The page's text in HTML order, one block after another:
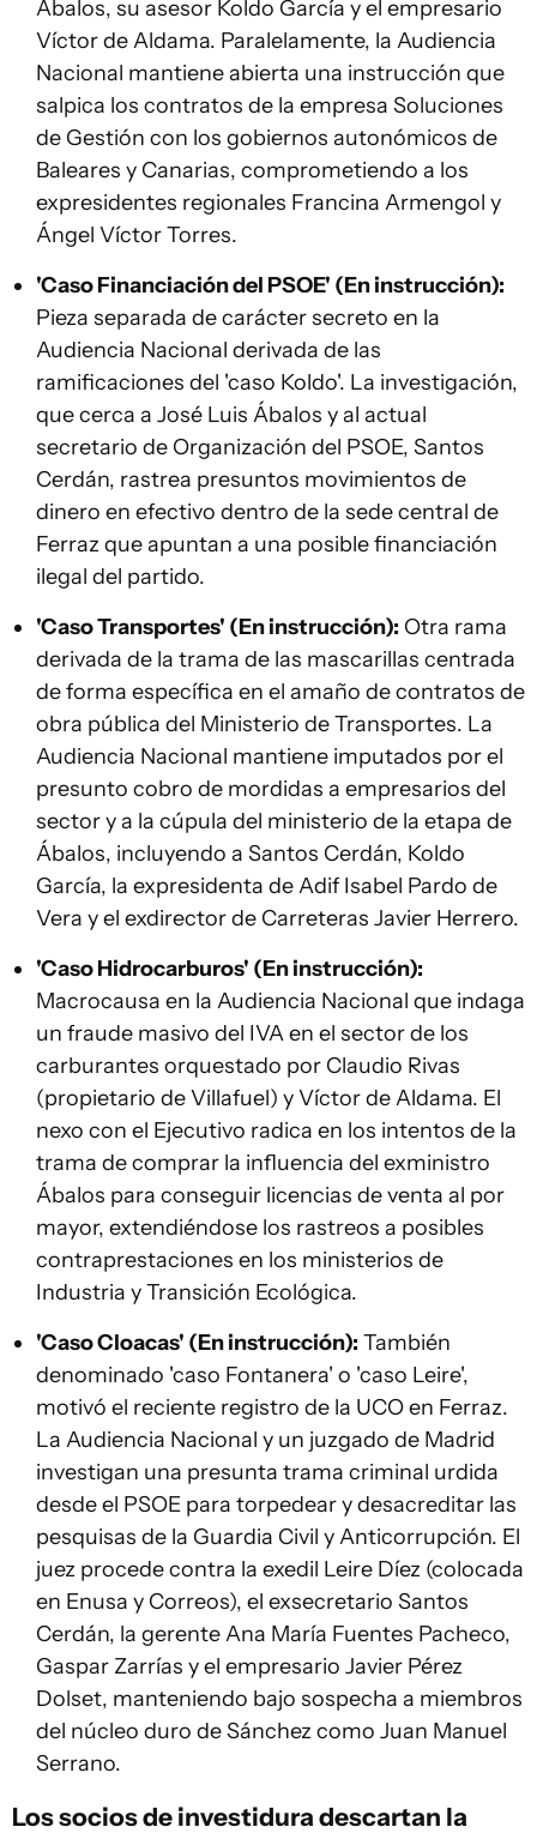
Ábalos, su asesor Koldo García y el empresario
Víctor de Aldama. Paralelamente, la Audiencia
Nacional mantiene abierta una instrucción que
salpica los contratos de la empresa Soluciones
de Gestión con los gobiernos autonómicos de
Baleares y Canarias, comprometiendo a los
expresidentes regionales Francina Armengol y
Ángel Víctor Torres.
'Caso Financiación del PSOE' (En instrucción):
Pieza separada de carácter secreto en la
Audiencia Nacional derivada de las
ramificaciones del 'caso Koldo'. La investigación,
que cerca a José Luis Ábalos y al actual
secretario de Organización del PSOE, Santos
Cerdán, rastrea presuntos movimientos de
dinero en efectivo dentro de la sede central de
Ferraz que apuntan a una posible financiación
ilegal del partido.
'Caso Transportes' (En instrucción): Otra rama
derivada de la trama de las mascarillas centrada
de forma específica en el amaño de contratos de
obra pública del Ministerio de Transportes. La
Audiencia Nacional mantiene imputados por el
presunto cobro de mordidas a empresarios del
sector y a la cúpula del ministerio de la etapa de
Ábalos, incluyendo a Santos Cerdán, Koldo
García, la expresidenta de Adif Isabel Pardo de
Vera y el exdirector de Carreteras Javier Herrero.
'Caso Hidrocarburos' (En instrucción):
Macrocausa en la Audiencia Nacional que indaga
un fraude masivo del IVA en el sector de los
carburantes orquestado por Claudio Rivas
(propietario de Villafuel) y Víctor de Aldama. El
nexo con el Ejecutivo radica en los intentos de la
trama de comprar la influencia del exministro
Ábalos para conseguir licencias de venta al por
mayor, extendiéndose los rastreos a posibles
contraprestaciones en los ministerios de
Industria y Transición Ecológica.
'Caso Cloacas' (En instrucción): También
denominado 'caso Fontanera' o 'caso Leire',
motivó el reciente registro de la UCO en Ferraz.
La Audiencia Nacional y un juzgado de Madrid
investigan una presunta trama criminal urdida
desde el PSOE para torpedear y desacreditar las
pesquisas de la Guardia Civil y Anticorrupción. El
juez procede contra la exedil Leire Díez (colocada
en Enusa y Correos), el exsecretario Santos
Cerdán, la gerente Ana María Fuentes Pacheco,
Gaspar Zarrías y el empresario Javier Pérez
Dolset, manteniendo bajo sospecha a miembros
del núcleo duro de Sánchez como Juan Manuel
Serrano.
Los socios de investidura descartan la